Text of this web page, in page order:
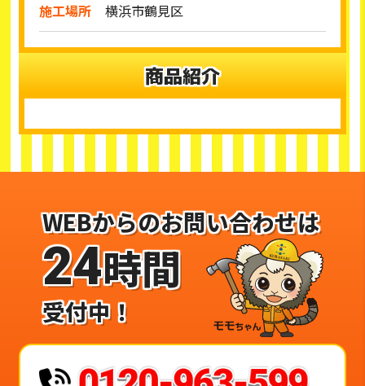
施工場所 横浜市鶴見区
商品紹介
WEBからのお問い合わせは
24時間
受付中！